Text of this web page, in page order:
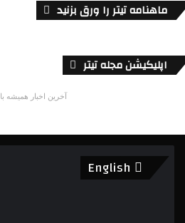
ماهنامه تیتر را ورق بزنید
اپلیکیشن مجله تیتر
آخرین اخبار همیشه